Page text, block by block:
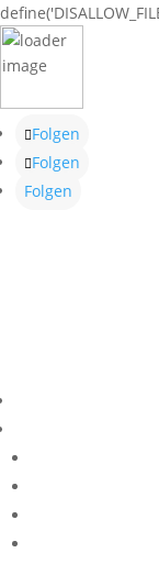
Folgen
Folgen
Folgen